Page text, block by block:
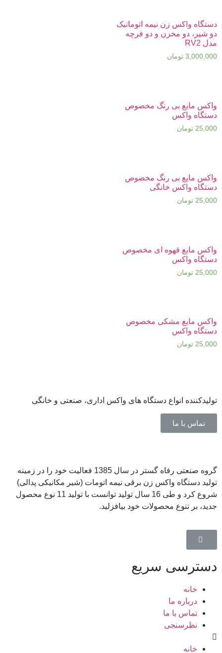
دستگاه واکس زن نیمه اتوماتیک
دو شیر، دو مخزن و دو فرچه
مدل RV2
3,000,000 تومان
واکس مایع بی رنگ مخصوص
دستگاه واکس
25,000 تومان
واکس مایع بی رنگ مخصوص
دستگاه واکس خانگی
25,000 تومان
واکس مایع قهوه ای مخصوص
دستگاه واکس
25,000 تومان
واکس مایع مشکی مخصوص
دستگاه واکس
25,000 تومان
تولیدکننده انواع دستگاه های واکس اداری، صنعتی و خانگی
تماس با ما
گروه صنعتی رفاه گستر در سال 1385 فعالیت خود را در زمینه
تولید دستگاه واکس زن برقی نیمه اتومات (شیر مکانیکی پدالی)
شروع کرد و طی 16 سال تولید توانست با تولید 11 نوع محصول
جدید، بر تنوع محصولات خود بیافزلید.
دسترسی سریع
خانه
درباره ما
تماس با ما
نظرسنجی
خانه